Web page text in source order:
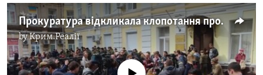
Прокуратура відкликала клопотання про тримання під вартою Івана Бубенчика (відео)
byКрим.Реалії
No media source currently available